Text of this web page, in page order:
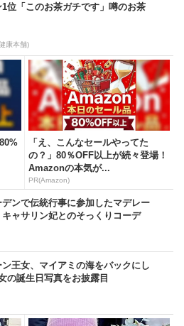
1位「このお茶ガチです」噂のお茶
康本舗)
「え、こんなセールやってた
の？」80％OFF以上が続々登場！
Amazonの本気が...
PR(Amazon)
デンで伝統行事に参加したマデレー
キャサリン妃とのそっくりコーデ
ン王女、マイアミの海をバックにし
の誕生日写真をお披露目